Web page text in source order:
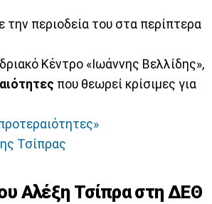
περιοδεία του στα περίπτερα
Κέντρο «Ιωάννης Βελλίδης»,
που θεωρεί κρίσιμες για
Τσίπρας
Αλέξη Τσίπρα στη ΔΕΘ